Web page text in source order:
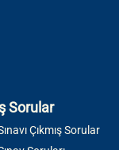
Sorular
Çıkmış Sorular